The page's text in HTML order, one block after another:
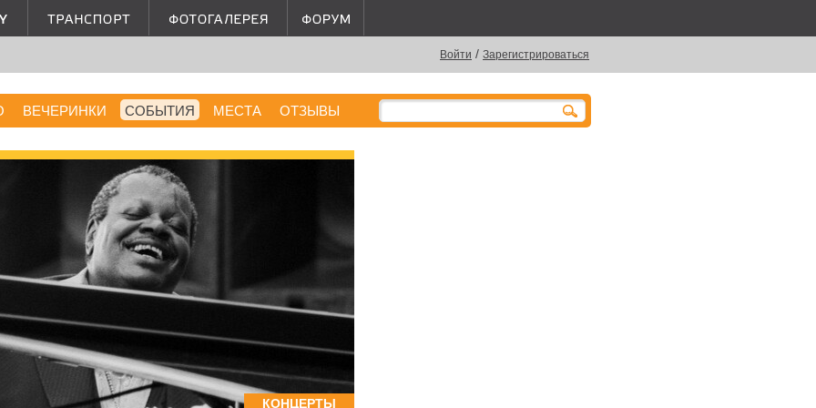
Войти / Зарегистрироваться
ВЕЧЕРИНКИ СОБЫТИЯ МЕСТА ОТЗЫВЫ
КОНЦЕРТЫ